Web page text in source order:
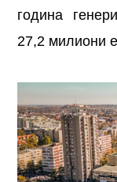
година
27,2 милиони